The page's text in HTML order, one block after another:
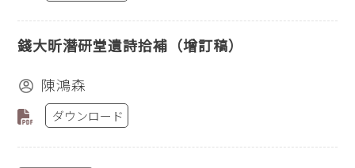
錢大昕潛研堂遺詩拾補（增訂稿）
陳鴻森
ダウンロード